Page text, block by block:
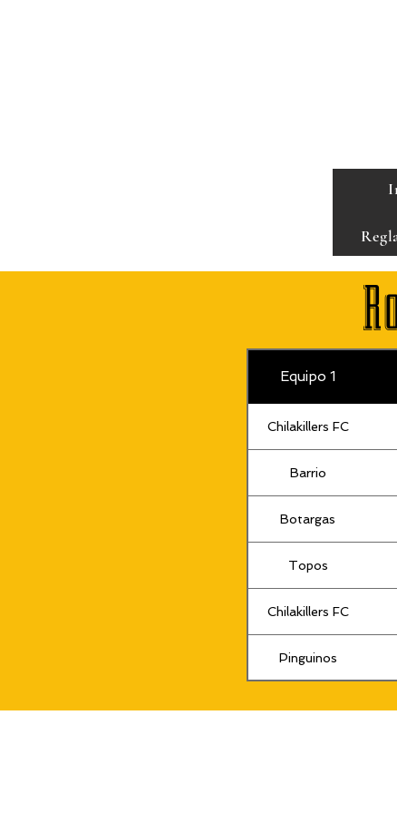
Equipo 1
Chilakillers FC
Barrio
Botargas
Topos
Chilakillers FC
Pinguinos